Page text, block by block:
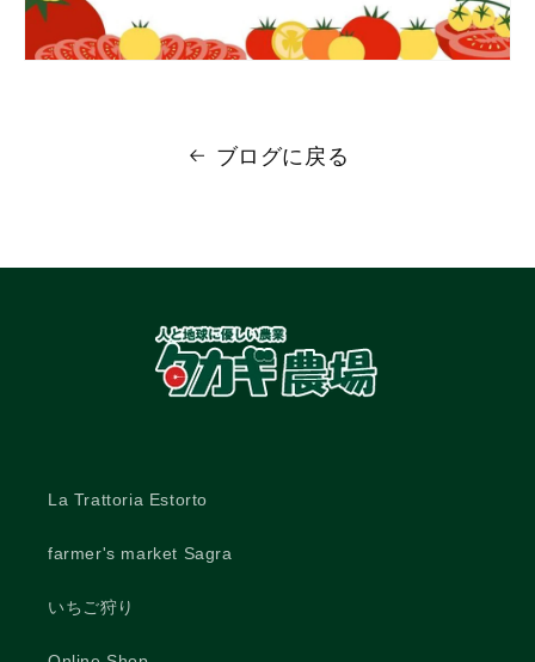
ブログに戻る
La Trattoria Estorto
farmer's market Sagra
いちご狩り